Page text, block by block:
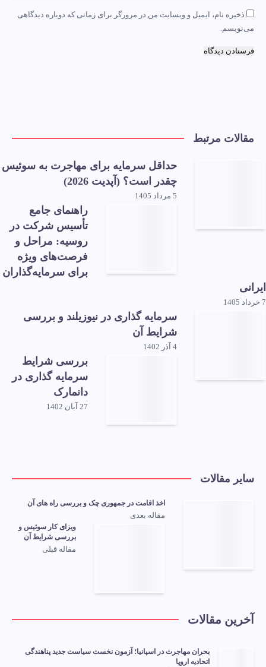
ذخیره نام، ایمیل و وبسایت من در مرورگر برای زمانی که دوباره دیدگاهی
می‌نویسم.
مقالات مرتبط
حداقل سرمایه برای مهاجرت به سوئیس
چقدر است؟ (آپدیت 2026)
5 مرداد 1405
راهنمای جامع
تأسیس شرکت در
روسیه: مراحل و
فرصت‌های ویژه
برای سرمایه‌گذاران
ایرانی
7 خرداد 1405
سرمایه گذاری در نیوزیلند و بررسی
شرایط آن
4 آذر 1402
بررسی شرایط
سرمایه گذاری در
دانمارک
27 آبان 1402
سایر مقالات
اخذ اقامت در جمهوری چک و بررسی راه های آن
مقاله بعدی
ویزای کار سوئیس و
بررسی شرایط آن
مقاله قبلی
آخرین مقالات
بحران مهاجرت در اسپانیا؛ آزمون نخست سیاست جدید پناهندگی
اتحادیه اروپا